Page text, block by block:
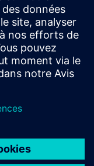
complètes sur tous
tout en
les calendriers de